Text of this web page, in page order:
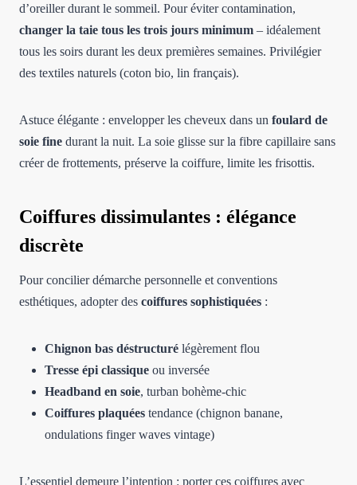
d’oreiller durant le sommeil. Pour éviter contamination,
changer la taie tous les trois jours minimum – idéalement
tous les soirs durant les deux premières semaines. Privilégier
des textiles naturels (coton bio, lin français).
Astuce élégante : envelopper les cheveux dans un foulard de
soie fine durant la nuit. La soie glisse sur la fibre capillaire sans
créer de frottements, préserve la coiffure, limite les frisottis.
Coiffures dissimulantes : élégance
discrète
Pour concilier démarche personnelle et conventions
esthétiques, adopter des coiffures sophistiquées :
Chignon bas déstructuré légèrement flou
Tresse épi classique ou inversée
Headband en soie, turban bohème-chic
Coiffures plaquées tendance (chignon banane,
ondulations finger waves vintage)
L’essentiel demeure l’intention : porter ces coiffures avec